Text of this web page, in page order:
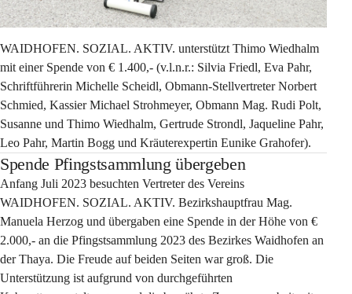
WAIDHOFEN. SOZIAL. AKTIV. unterstützt Thimo Wiedhalm
mit einer Spende von € 1.400,- (v.l.n.r.: Silvia Friedl, Eva Pahr,
Schriftführerin Michelle Scheidl, Obmann-Stellvertreter Norbert
Schmied, Kassier Michael Strohmeyer, Obmann Mag. Rudi Polt,
Susanne und Thimo Wiedhalm, Gertrude Strondl, Jaqueline Pahr,
Leo Pahr, Martin Bogg und Kräuterexpertin Eunike Grahofer).
Spende Pfingstsammlung übergeben
Anfang Juli 2023 besuchten Vertreter des Vereins
WAIDHOFEN. SOZIAL. AKTIV. Bezirkshauptfrau Mag.
Manuela Herzog und übergaben eine Spende in der Höhe von €
2.000,- an die Pfingstsammlung 2023 des Bezirkes Waidhofen an
der Thaya. Die Freude auf beiden Seiten war groß. Die
Unterstützung ist aufgrund von durchgeführten